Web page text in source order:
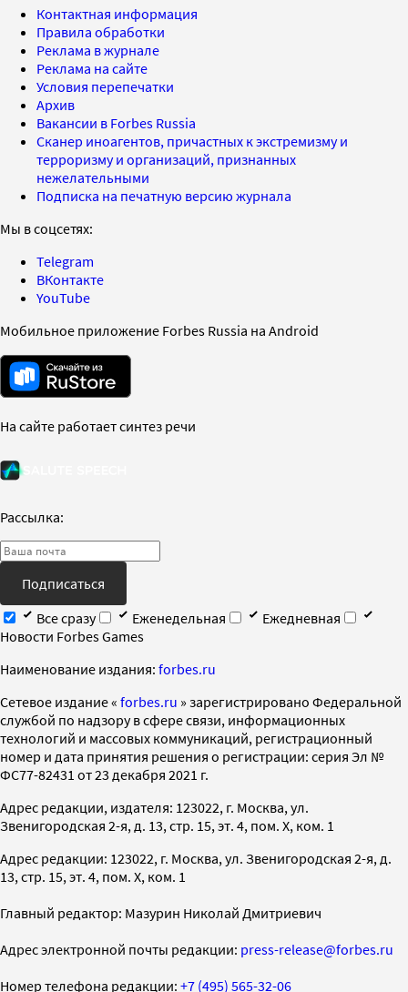
Контактная информация
Правила обработки
Реклама в журнале
Реклама на сайте
Условия перепечатки
Архив
Вакансии в Forbes Russia
Сканер иноагентов, причастных к экстремизму и
терроризму и организаций, признанных
нежелательными
Подписка на печатную версию журнала
Мы в соцсетях:
Telegram
ВКонтакте
YouTube
Мобильное приложение Forbes Russia на Android
На сайте работает синтез речи
Рассылка:
Подписаться
Все сразу
Еженедельная
Ежедневная
Новости Forbes Games
Наименование издания: forbes.ru
Cетевое издание « forbes.ru » зарегистрировано Федеральной
службой по надзору в сфере связи, информационных
технологий и массовых коммуникаций, регистрационный
номер и дата принятия решения о регистрации: серия Эл №
ФС77-82431 от 23 декабря 2021 г.
Адрес редакции, издателя: 123022, г. Москва, ул.
Звенигородская 2-я, д. 13, стр. 15, эт. 4, пом. X, ком. 1
Адрес редакции: 123022, г. Москва, ул. Звенигородская 2-я, д.
13, стр. 15, эт. 4, пом. X, ком. 1
Главный редактор: Мазурин Николай Дмитриевич
Адрес электронной почты редакции: press-release@forbes.ru
Номер телефона редакции: +7 (495) 565-32-06